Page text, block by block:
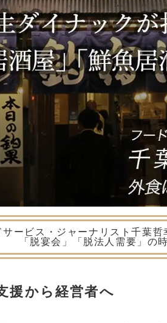
サービス・ジャーナリスト千葉
「脱宴会」「脱法人需要」
援から経営者へ